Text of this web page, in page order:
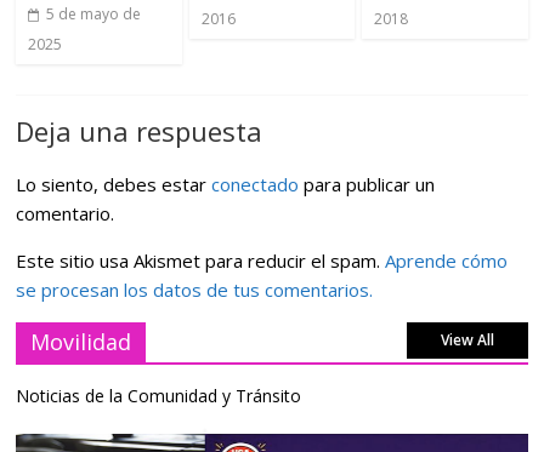
5 de mayo de
2025
2016
2018
Deja una respuesta
Lo siento, debes estarconectado para publicar un
comentario.
Este sitio usa Akismet para reducir el spam.Aprende cómo
se procesan los datos de tus comentarios.
Movilidad View All
Noticias de la Comunidad y Tránsito